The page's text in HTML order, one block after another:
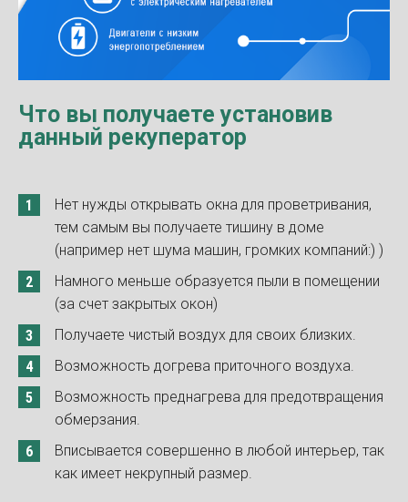
Что вы получаете установив
данный рекуператор
Нет нужды открывать окна для проветривания,
тем самым вы получаете тишину в доме
(например нет шума машин, громких компаний:) )
Намного меньше образуется пыли в помещении
(за счет закрытых окон)
Получаете чистый воздух для своих близких.
Возможность догрева приточного воздуха.
Возможность преднагрева для предотвращения
обмерзания.
Вписывается совершенно в любой интерьер, так
как имеет некрупный размер.